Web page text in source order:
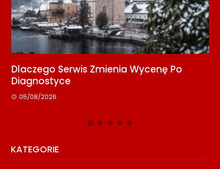
Po
Media Relations Dla
KATEGORIE